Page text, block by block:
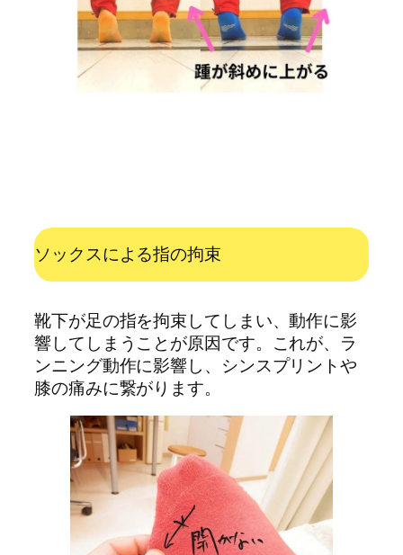
ソックスによる指の拘束
靴下が足の指を拘束してしまい、動作に影
響してしまうことが原因です。これが、ラ
ンニング動作に影響し、シンスプリントや
膝の痛みに繋がります。